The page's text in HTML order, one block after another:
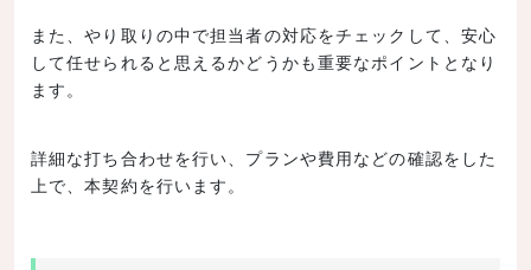
また、やり取りの中で担当者の対応をチェックして、安心
して任せられると思えるかどうかも重要なポイントとなり
ます。
詳細な打ち合わせを行い、プランや費用などの確認をした
上で、本契約を行います。